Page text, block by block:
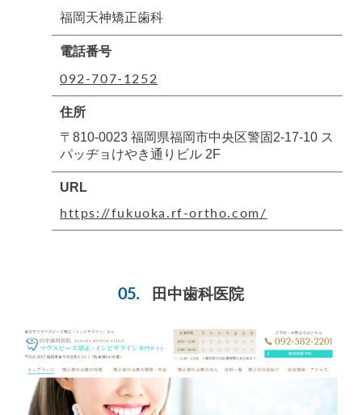
福岡天神矯正歯科
電話番号
092-707-1252
住所
〒810-0023 福岡県福岡市中央区警固2-17-10 ス
パッヂョけやき通りビル 2F
URL
https://fukuoka.rf-ortho.com/
田中歯科医院